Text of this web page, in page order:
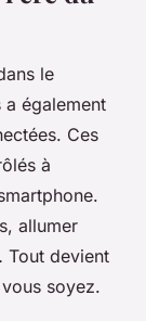
le
également
Ces
à
allumer
Tout devient
soyez.